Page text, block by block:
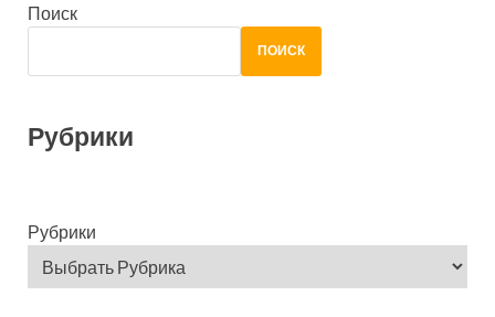
Поиск
ПОИСК
Рубрики
Рубрики